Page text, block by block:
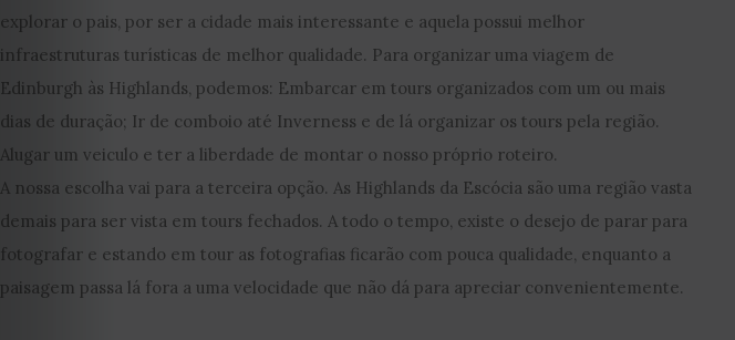
2022
2021
Obras
de
Capa
Contactos
explorar o pais, por ser a cidade mais interessante e aquela possui melhor
infraestruturas turísticas de melhor qualidade. Para organizar uma viagem de
Edinburgh às Highlands, podemos: Embarcar em tours organizados com um ou mais
dias de duração; Ir de comboio até Inverness e de lá organizar os tours pela região.
Alugar um veiculo e ter a liberdade de montar o nosso próprio roteiro.
A nossa escolha vai para a terceira opção. As Highlands da Escócia são uma região vasta
demais para ser vista em tours fechados. A todo o tempo, existe o desejo de parar para
fotografar e estando em tour as fotografias ficarão com pouca qualidade, enquanto a
paisagem passa lá fora a uma velocidade que não dá para apreciar convenientemente.